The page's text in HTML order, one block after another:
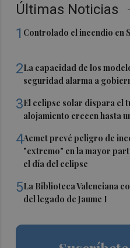
Últimas Noticias
1 Controlado el incendio en
2La capacidad de los
seguridad alarma a
3El eclipse solar dispara el
alojamiento crecen hasta
4Aemet prevé peligro de
"extremo" en la mayor
el día del eclipse
5La Biblioteca Valenciana
del legado de Jaume I